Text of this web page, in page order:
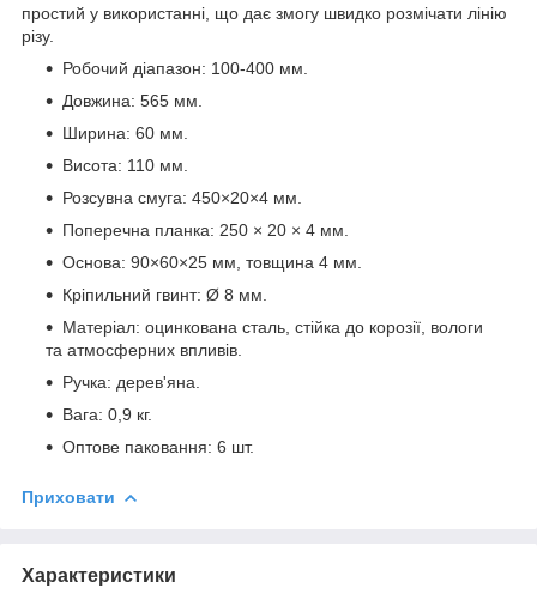
простий у використанні, що дає змогу швидко розмічати лінію
різу.
Робочий діапазон: 100-400 мм.
Довжина: 565 мм.
Ширина: 60 мм.
Висота: 110 мм.
Розсувна смуга: 450×20×4 мм.
Поперечна планка: 250 × 20 × 4 мм.
Основа: 90×60×25 мм, товщина 4 мм.
Кріпильний гвинт: Ø 8 мм.
Матеріал: оцинкована сталь, стійка до корозії, вологи
та атмосферних впливів.
Ручка: дерев'яна.
Вага: 0,9 кг.
Оптове паковання: 6 шт.
Приховати
Характеристики